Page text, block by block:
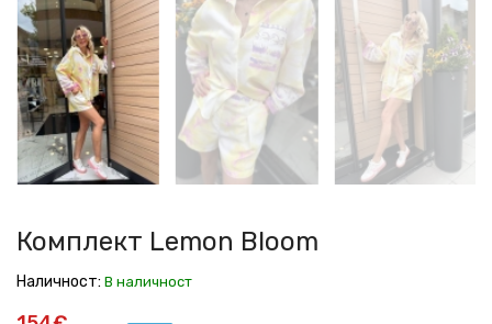
Lemon
Bloom
Lemon
Bloom
Lemon
Bloom
Lemon
Bloom
Lemon
Bloom
Lemon
Bloom
Lemon
Bloom
Комплект Lemon Bloom
Наличност: В наличност